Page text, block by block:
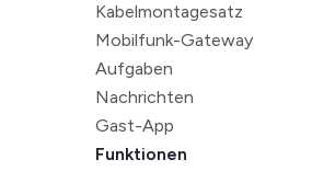
Kabelmontagesatz
Mobilfunk-Gateway
Aufgaben
Nachrichten
Gast-App
Funktionen